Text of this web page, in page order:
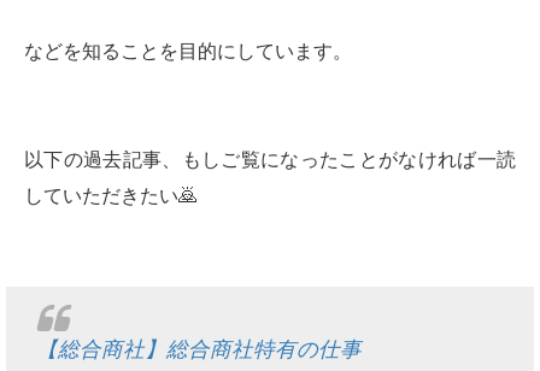
などを知ることを目的にしています。
以下の過去記事、もしご覧になったことがなければ一読
していただきたい🙇
【総合商社】総合商社特有の仕事